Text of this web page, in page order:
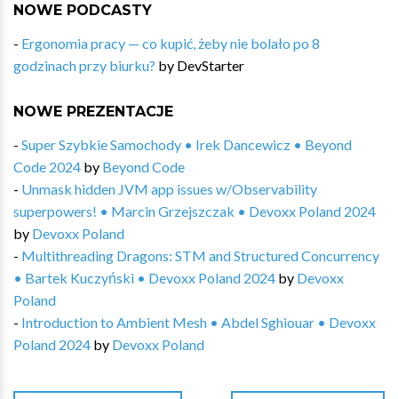
NOWE PODCASTY
- Ergonomia pracy — co kupić, żeby nie bolało po 8
godzinach przy biurku? by DevStarter
NOWE PREZENTACJE
- Super Szybkie Samochody • Irek Dancewicz • Beyond
Code 2024 by Beyond Code
- Unmask hidden JVM app issues w/Observability
superpowers! • Marcin Grzejszczak • Devoxx Poland 2024
by Devoxx Poland
- Multithreading Dragons: STM and Structured Concurrency
• Bartek Kuczyński • Devoxx Poland 2024 by Devoxx
Poland
- Introduction to Ambient Mesh • Abdel Sghiouar • Devoxx
Poland 2024 by Devoxx Poland